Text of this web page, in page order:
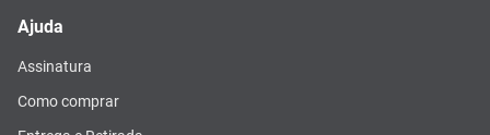
Ajuda
Assinatura
Como comprar